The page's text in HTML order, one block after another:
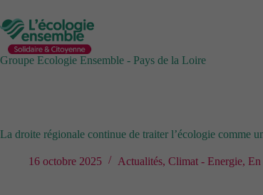
au
contenu
Groupe Ecologie Ensemble - Pays de la Loire
La droite régionale continue de traiter l’écologie comme
16 octobre 2025 Actualités, Climat - Energie, En